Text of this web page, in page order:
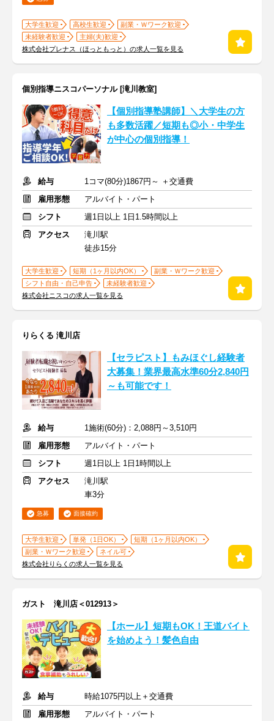
大学生歓迎 高校生歓迎
副業・Ｗワーク歓迎
未経験者歓迎
主婦(夫)歓迎
株式会社プレナス（ほっともっと）の求人一覧を見る
個別指導ニスコパーソナル [滝川教室]
【個別指導塾講師】＼大学生の方
も多数活躍／短期も◎小・中学生
が中心の個別指導！
給与
1コマ(80分)1867円～ ＋交通費
雇用形態
アルバイト・パート
シフト
週1日以上 1日1.5時間以上
アクセス
滝川駅
徒歩15分
大学生歓迎 短期（1ヶ月以内OK）
副業・Ｗワーク歓迎
シフト自由・自己申告
未経験者歓迎
株式会社ニスコの求人一覧を見る
りらくる 滝川店
【セラピスト】もみほぐし経験者
大募集！業界最高水準60分2,840円
～も可能です！
給与
1施術(60分)：2,088円～3,510円
雇用形態
アルバイト・パート
シフト
週1日以上 1日1時間以上
アクセス
滝川駅
車3分
急募 面接確約
大学生歓迎 単発（1日OK）
短期（1ヶ月以内OK）
副業・Ｗワーク歓迎
ネイル可
株式会社りらくの求人一覧を見る
ガスト 滝川店＜012913＞
【ホール】短期もOK！王道バイト
を始めよう！髪色自由
給与
時給1075円以上＋交通費
雇用形態
アルバイト・パート